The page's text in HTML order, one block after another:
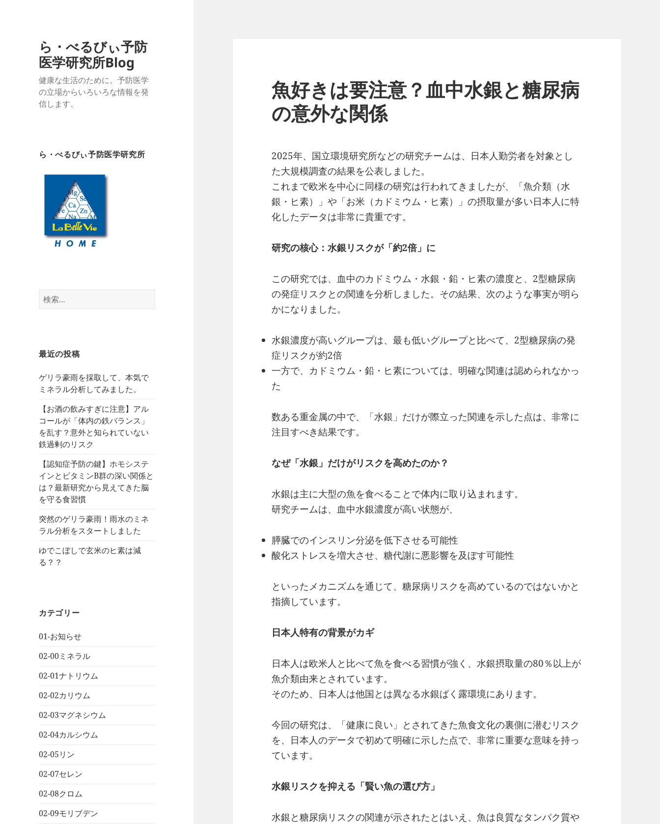
ら・べるびぃ予防
医学研究所Blog
健康な生活のために。予防医学
の立場からいろいろな情報を発
信します。
ら・べるびぃ予防医学研究所
検
索:
最近の投稿
ゲリラ豪雨を採取して、本気で
ミネラル分析してみました。
【お酒の飲みすぎに注意】アル
コールが「体内の鉄バランス」
を乱す？意外と知られていない
鉄過剰のリスク
【認知症予防の鍵】ホモシステ
インとビタミンB群の深い関係と
は？最新研究から見えてきた脳
を守る食習慣
突然のゲリラ豪雨！雨水のミネ
ラル分析をスタートしました
ゆでこぼしで玄米のヒ素は減
る？？
カテゴリー
01-お知らせ
02-00ミネラル
02-01ナトリウム
02-02カリウム
02-03マグネシウム
02-04カルシウム
02-05リン
02-07セレン
02-08クロム
02-09モリブデン
魚好きは要注意？血中水銀と糖尿病
の意外な関係
2025年、国立環境研究所などの研究チームは、日本人勤労者を対象とし
た大規模調査の結果を公表しました。
これまで欧米を中心に同様の研究は行われてきましたが、「魚介類（水
銀・ヒ素）」や「お米（カドミウム・ヒ素）」の摂取量が多い日本人に特
化したデータは非常に貴重です。
研究の核心：水銀リスクが「約2倍」に
この研究では、血中のカドミウム・水銀・鉛・ヒ素の濃度と、2型糖尿病
の発症リスクとの関連を分析しました。その結果、次のような事実が明ら
かになりました。
水銀濃度が高いグループは、最も低いグループと比べて、2型糖尿病の発
症リスクが約2倍
一方で、カドミウム・鉛・ヒ素については、明確な関連は認められなかっ
た
数ある重金属の中で、「水銀」だけが際立った関連を示した点は、非常に
注目すべき結果です。
なぜ「水銀」だけがリスクを高めたのか？
水銀は主に大型の魚を食べることで体内に取り込まれます。
研究チームは、血中水銀濃度が高い状態が、
膵臓でのインスリン分泌を低下させる可能性
酸化ストレスを増大させ、糖代謝に悪影響を及ぼす可能性
といったメカニズムを通じて、糖尿病リスクを高めているのではないかと
指摘しています。
日本人特有の背景がカギ
日本人は欧米人と比べて魚を食べる習慣が強く、水銀摂取量の80％以上が
魚介類由来とされています。
そのため、日本人は他国とは異なる水銀ばく露環境にあります。
今回の研究は、「健康に良い」とされてきた魚食文化の裏側に潜むリスク
を、日本人のデータで初めて明確に示した点で、非常に重要な意味を持っ
ています。
水銀リスクを抑える「賢い魚の選び方」
水銀と糖尿病リスクの関連が示されたとはいえ、魚は良質なタンパク質や